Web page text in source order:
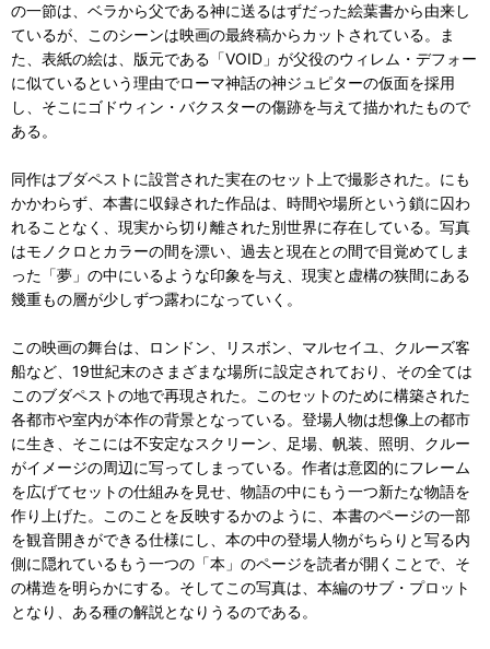
の一節は、ベラから父である神に送るはずだった絵葉書から由来し
ているが、このシーンは映画の最終稿からカットされている。ま
た、表紙の絵は、版元である「VOID」が父役のウィレム・デフォー
に似ているという理由でローマ神話の神ジュピターの仮面を採用
し、そこにゴドウィン・バクスターの傷跡を与えて描かれたもので
ある。
同作はブダペストに設営された実在のセット上で撮影された。にも
かかわらず、本書に収録された作品は、時間や場所という鎖に囚わ
れることなく、現実から切り離された別世界に存在している。写真
はモノクロとカラーの間を漂い、過去と現在との間で目覚めてしま
った「夢」の中にいるような印象を与え、現実と虚構の狭間にある
幾重もの層が少しずつ露わになっていく。
この映画の舞台は、ロンドン、リスボン、マルセイユ、クルーズ客
船など、19世紀末のさまざまな場所に設定されており、その全ては
このブダペストの地で再現された。このセットのために構築された
各都市や室内が本作の背景となっている。登場人物は想像上の都市
に生き、そこには不安定なスクリーン、足場、帆装、照明、クルー
がイメージの周辺に写ってしまっている。作者は意図的にフレーム
を広げてセットの仕組みを見せ、物語の中にもう一つ新たな物語を
作り上げた。このことを反映するかのように、本書のページの一部
を観音開きができる仕様にし、本の中の登場人物がちらりと写る内
側に隠れているもう一つの「本」のページを読者が開くことで、そ
の構造を明らかにする。そしてこの写真は、本編のサブ・プロット
となり、ある種の解説となりうるのである。